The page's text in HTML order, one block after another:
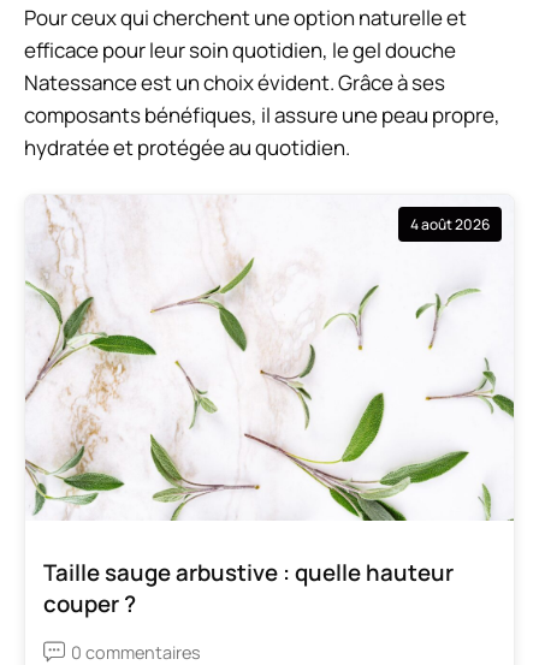
Pour ceux qui cherchent une option naturelle et
efficace pour leur soin quotidien, le gel douche
Natessance est un choix évident. Grâce à ses
composants bénéfiques, il assure une peau propre,
hydratée et protégée au quotidien.
4 août 2026
Taille sauge arbustive : quelle hauteur
couper ?
0 commentaires